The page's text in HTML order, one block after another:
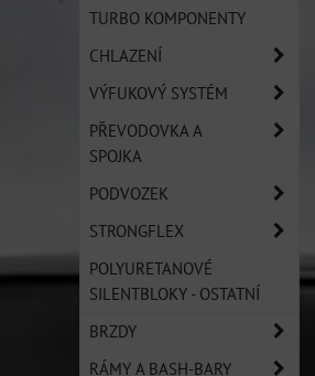
TURBO KOMPONENTY
CHLAZENÍ
VÝFUKOVÝ SYSTÉM
PŘEVODOVKA A
SPOJKA
PODVOZEK
STRONGFLEX
POLYURETANOVÉ
SILENTBLOKY - OSTATNÍ
BRZDY
RÁMY A BASH-BARY